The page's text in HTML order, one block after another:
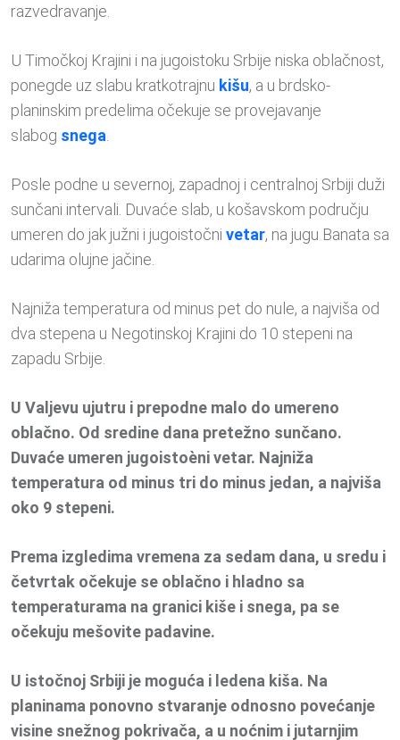
razvedravanje.
U Timočkoj Krajini i na jugoistoku Srbije niska oblačnost,
ponegde uz slabu kratkotrajnu kišu, a u brdsko-
planinskim predelima očekuje se provejavanje
slabog snega
Posle podne u severnoj, zapadnoj i centralnoj Srbiji duži
sunčani intervali. Duvaće slab, u košavskom području
umeren do jak južni i jugoistočni vetar, na jugu Banata sa
udarima olujne jačine.
Najniža temperatura od minus pet do nule, a najviša od
dva stepena u Negotinskoj Krajini do 10 stepeni na
zapadu Srbije.
U Valjevu ujutru i prepodne malo do umereno
oblačno. Od sredine dana pretežno sunčano.
Duvaće umeren jugoistoèni vetar. Najniža
temperatura od minus tri do minus jedan, a najviša
oko 9 stepeni.
Prema izgledima vremena za sedam dana, u sredu i
četvrtak očekuje se oblačno i hladno sa
temperaturama na granici kiše i snega, pa se
očekuju mešovite padavine.
U istočnoj Srbiji je moguća i ledena kiša. Na
planinama ponovno stvaranje odnosno povećanje
visine snežnog pokrivača, a u noćnim i jutarnjim